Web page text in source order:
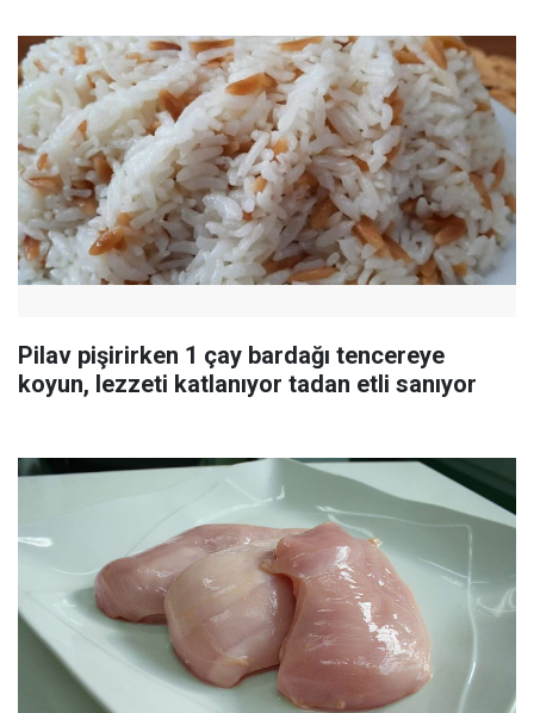
Pilav pişirirken 1 çay bardağı tencereye
koyun, lezzeti katlanıyor tadan etli sanıyor